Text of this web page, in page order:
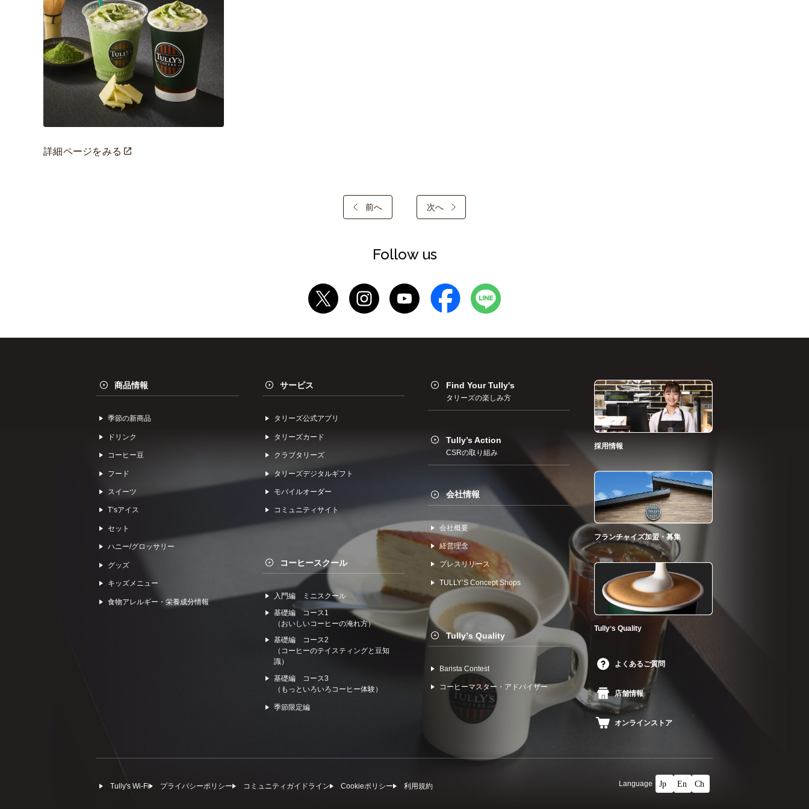
詳細ページをみる
前へ 次へ
Follow us
商品情報
季節の新商品
ドリンク
コーヒー⾖
フード
スイーツ
Tʼsアイス
セット
ハニー/グロッサリー
グッズ
キッズメニュー
食物アレルギー・栄養成分情報
サービス
タリーズ公式アプリ
タリーズカード
クラブタリーズ
タリーズデジタルギフト
モバイルオーダー
コミュニティサイト
コーヒースクール
入門編 ミニスクール
基礎編 コース1
（おいしいコーヒーの淹れ方）
基礎編 コース2
（コーヒーのテイスティングと豆知
識）
基礎編 コース3
（もっといろいろコーヒー体験）
季節限定編
Find Your Tully's
タリーズの楽しみ方
Tully’s Action
CSRの取り組み
会社情報
会社概要
経営理念
プレスリリース
TULLYʼS Concept Shops
Tullyʼs Quality
Barista Contest
コーヒーマスター・アドバイザー
採用情報
フランチャイズ加盟・募集
Tullyʼs Quality
よくあるご質問
店舗情報
オンラインストア
Tully's Wi-Fi プライバシーポリシー コミュニティガイドライン Cookieポリシー 利⽤規約 Language